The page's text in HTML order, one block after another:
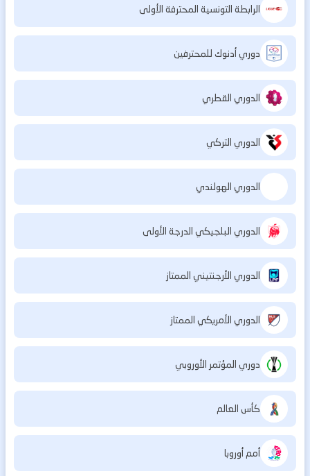
الرابطة التونسية المحترفة الأولى
دوري أدنوك للمحترفين
الدوري القطري
الدوري التركي
الدوري الهولندي
الدوري البلجيكي الدرجة الأولى
الدوري الأرجنتيني الممتاز
الدوري الأمريكي الممتاز
دوري المؤتمر الأوروبي
كأس العالم
أمم أوروبا